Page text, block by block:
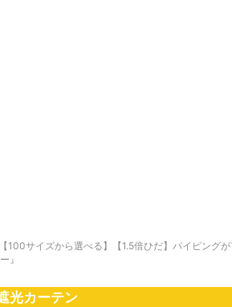
【100サイズから選べる】【1.5倍ひだ】パイピングが
』
光カーテン